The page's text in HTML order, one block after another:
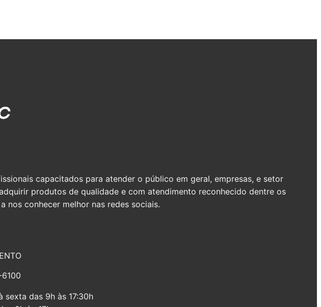
capacitados para atender o público em geral, empresas, e setor
produtos de qualidade e com atendimento reconhecido dentre os
nos conhecer melhor nas redes sociais.
sexta das 9h às 17:30h